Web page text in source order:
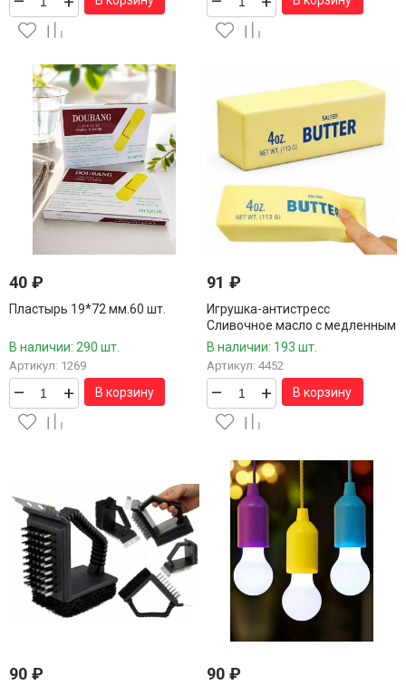
40 ₽
Пластырь 19*72 мм.60 шт.
В наличии: 290 шт.
Артикул: 1269
– + В корзину
91₽
Игрушка-антистресс
Сливочное масло с медленным
подъемом 12,5*3,5 см.1 шт./12
В наличии: 193 шт.
Артикул: 4452
– + В корзину
90 ₽ 90₽